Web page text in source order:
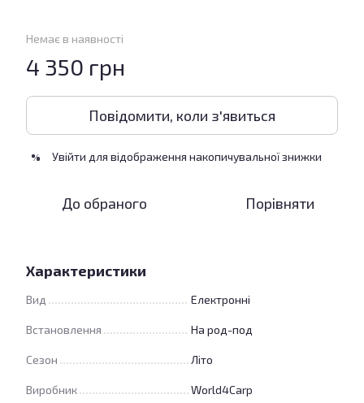
Немає в наявності
4 350 грн
Повідомити, коли з'явиться
% Увійти для відображення накопичувальної знижки
До обраного Порівняти
Характеристики
Вид Електронні
Встановлення На род-под
Сезон Літо
Виробник World4Carp